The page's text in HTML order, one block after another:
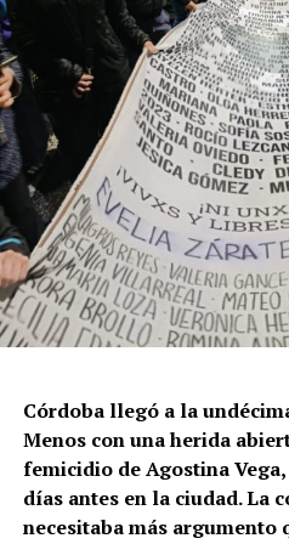
Córdoba llegó a la
Menos con una herida
femicidio de Agostina
días antes en la ciudad. La
necesitaba más argumento